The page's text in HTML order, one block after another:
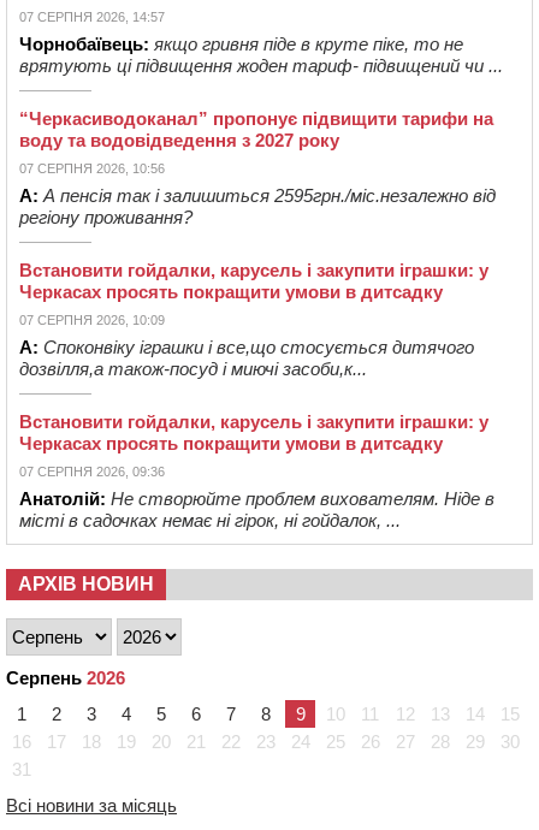
07 СЕРПНЯ 2026, 14:57
Чорнобаївець: якщо гривня піде в круте піке, то не
врятують ці підвищення жоден тариф- підвищений чи ...
“Черкасиводоканал” пропонує підвищити тарифи на
воду та водовідведення з 2027 року
07 СЕРПНЯ 2026, 10:56
А: А пенсія так і залишиться 2595грн./міс.незалежно від
регіону проживання?
Встановити гойдалки, карусель і закупити іграшки: у
Черкасах просять покращити умови в дитсадку
07 СЕРПНЯ 2026, 10:09
А: Споконвіку іграшки і все,що стосується дитячого
дозвілля,а також-посуд і миючі засоби,к...
Встановити гойдалки, карусель і закупити іграшки: у
Черкасах просять покращити умови в дитсадку
07 СЕРПНЯ 2026, 09:36
Анатолій: Не створюйте проблем вихователям. Ніде в
місті в садочках немає ні гірок, ні гойдалок, ...
АРХІВ НОВИН
Серпень 2026
1
2 3 4 5 6 7 8 9 10 11 12 13 14
15
16
17 18 19 20 21 22 23 24 25 26 27 28 29
30
31
Всі новини за місяць